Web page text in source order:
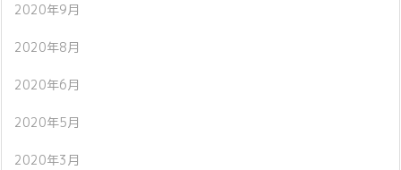
2020年9月
2020年8月
2020年6月
2020年5月
2020年3月